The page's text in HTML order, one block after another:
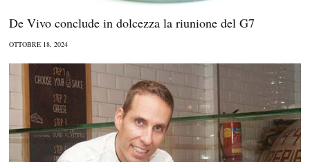
De Vivo conclude in dolcezza la riunione del G7
OTTOBRE 18, 2024